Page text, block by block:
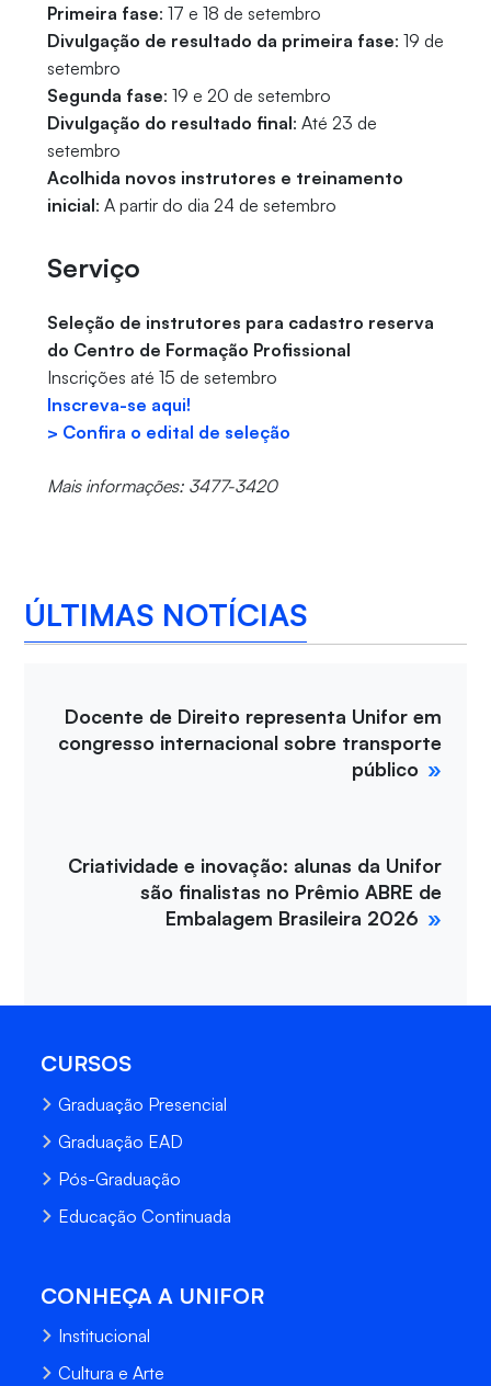
Primeira fase: 17 e 18 de setembro
Divulgação de resultado da primeira fase: 19 de
setembro
Segunda fase: 19 e 20 de setembro
Divulgação do resultado final: Até 23 de
setembro
Acolhida novos instrutores e treinamento
inicial: A partir do dia 24 de setembro
Serviço
Seleção de instrutores para cadastro reserva
do Centro de Formação Profissional
Inscrições até 15 de setembro
Inscreva-se aqui!
> Confira o edital de seleção
Mais informações: 3477-3420
ÚLTIMAS NOTÍCIAS
Docente de Direito representa Unifor em
congresso internacional sobre transporte
público
Criatividade e inovação: alunas da Unifor
são finalistas no Prêmio ABRE de
Embalagem Brasileira 2026
CURSOS
Graduação Presencial
Graduação EAD
Pós-Graduação
Educação Continuada
CONHEÇA A UNIFOR
Institucional
Cultura e Arte